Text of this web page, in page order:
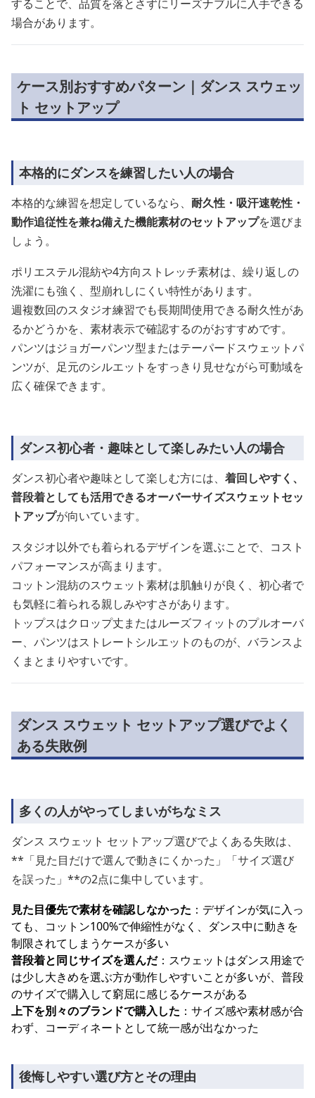
することで、品質を落とさずにリーズナブルに入手できる
場合があります。
ケース別おすすめパターン｜ダンス スウェッ
ト セットアップ
本格的にダンスを練習したい人の場合
本格的な練習を想定しているなら、 耐久性・吸汗速乾性・
動作追従性を兼ね備えた機能素材のセットアップを選びま
しょう。
ポリエステル混紡や4方向ストレッチ素材は、繰り返しの
洗濯にも強く、型崩れしにくい特性があります。
週複数回のスタジオ練習でも長期間使用できる耐久性があ
るかどうかを、素材表示で確認するのがおすすめです。
パンツはジョガーパンツ型またはテーパードスウェットパ
ンツが、足元のシルエットをすっきり見せながら可動域を
広く確保できます。
ダンス初心者・趣味として楽しみたい人の場合
ダンス初心者や趣味として楽しむ方には、 着回しやすく、
普段着としても活用できるオーバーサイズスウェットセッ
トアップが向いています。
スタジオ以外でも着られるデザインを選ぶことで、コスト
パフォーマンスが高まります。
コットン混紡のスウェット素材は肌触りが良く、初心者で
も気軽に着られる親しみやすさがあります。
トップスはクロップ丈またはルーズフィットのプルオーバ
ー、パンツはストレートシルエットのものが、バランスよ
くまとまりやすいです。
ダンス スウェット セットアップ選びでよく
ある失敗例
多くの人がやってしまいがちなミス
ダンス スウェット セットアップ選びでよくある失敗は、
**「見た目だけで選んで動きにくかった」「サイズ選び
を誤った」**の2点に集中しています。
見た目優先で素材を確認しなかった ：デザインが気に入っ
ても、コットン100%で伸縮性がなく、ダンス中に動きを
制限されてしまうケースが多い
普段着と同じサイズを選んだ：スウェットはダンス用途で
は少し大きめを選ぶ方が動作しやすいことが多いが、普段
のサイズで購入して窮屈に感じるケースがある
上下を別々のブランドで購入した ：サイズ感や素材感が合
わず、コーディネートとして統一感が出なかった
後悔しやすい選び方とその理由